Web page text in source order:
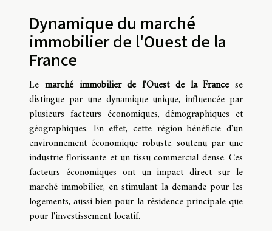
Dynamique du marché
immobilier de l'Ouest de la
France
Le marché immobilier de l'Ouest de la Francese
distingue par une dynamique unique, influencée par
plusieurs facteurs économiques, démographiques et
géographiques. En effet, cette région bénéficie d'un
environnement économique robuste, soutenu par une
industrie florissante et un tissu commercial dense. Ces
facteurs économiques ont un impact direct sur le
marché immobilier, en stimulant la demande pour les
logements, aussi bien pour la résidence principale que
pour l'investissement locatif.